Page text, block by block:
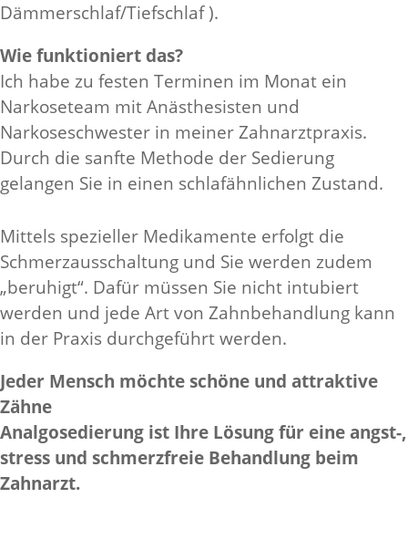
Dämmerschlaf/Tiefschlaf ).
Wie funktioniert das?
Ich habe zu festen Terminen im Monat ein
Narkoseteam mit Anästhesisten und
Narkoseschwester in meiner Zahnarztpraxis.
Durch die sanfte Methode der Sedierung
gelangen Sie in einen schlafähnlichen Zustand.
Mittels spezieller Medikamente erfolgt die
Schmerzausschaltung und Sie werden zudem
„beruhigt“. Dafür müssen Sie nicht intubiert
werden und jede Art von Zahnbehandlung kann
in der Praxis durchgeführt werden.
Jeder Mensch möchte schöne und attraktive
Zähne
Analgosedierung ist Ihre Lösung für eine angst-,
stress und schmerzfreie Behandlung beim
Zahnarzt.